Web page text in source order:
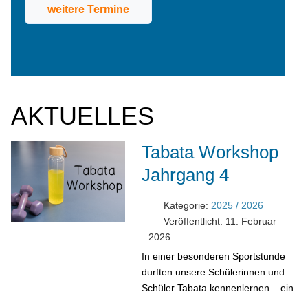
weitere Termine
AKTUELLES
Tabata Workshop
Jahrgang 4
Kategorie:2025 / 2026
Veröffentlicht: 11. Februar
2026
In einer besonderen Sportstunde
durften unsere Schülerinnen und
Schüler Tabata kennenlernen – ein